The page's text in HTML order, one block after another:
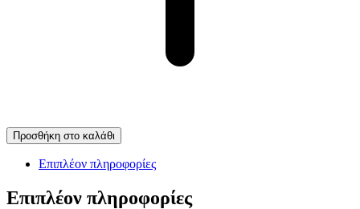
Προσθήκη στο καλάθι
Επιπλέον πληροφορίες
Επιπλέον πληροφορίες